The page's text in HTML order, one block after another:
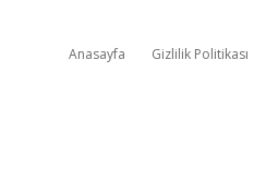
Anasayfa Gizlilik Politikası